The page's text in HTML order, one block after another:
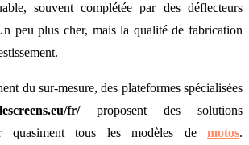
souvent complétée par des déflecteurs
peu plus cher, mais la qualité de fabrication
du sur-mesure, des plateformes spécialisées
fr/proposent des solutions
quasiment tous les modèles de motos.